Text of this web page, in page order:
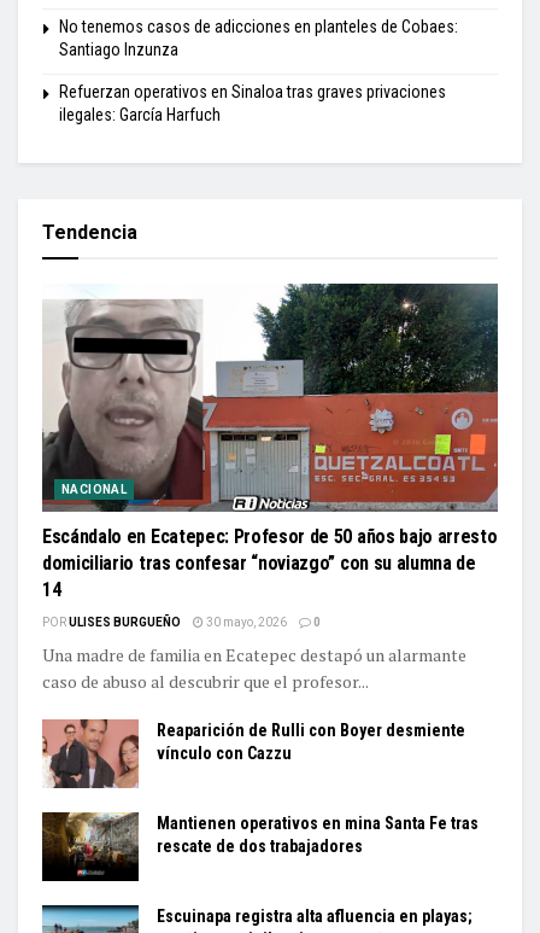
No tenemos casos de adicciones en planteles de Cobaes:
Santiago Inzunza
Refuerzan operativos en Sinaloa tras graves privaciones
ilegales: García Harfuch
Tendencia
NACIONAL
Escándalo en Ecatepec: Profesor de 50 años bajo arresto
domiciliario tras confesar “noviazgo” con su alumna de
14
PORULISES BURGUEÑO 30 mayo, 2026 0
Una madre de familia en Ecatepec destapó un alarmante
caso de abuso al descubrir que el profesor...
Reaparición de Rulli con Boyer desmiente
vínculo con Cazzu
Mantienen operativos en mina Santa Fe tras
rescate de dos trabajadores
Escuinapa registra alta afluencia en playas;